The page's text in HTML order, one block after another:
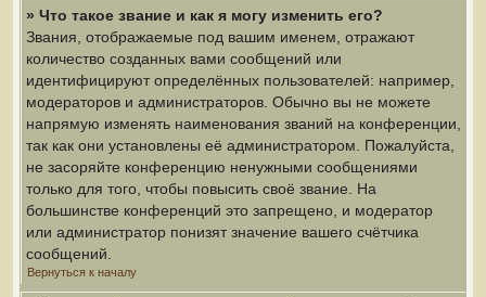
» Что такое звание и как я могу изменить его?
Звания, отображаемые под вашим именем, отражают
количество созданных вами сообщений или
идентифицируют определённых пользователей: например,
модераторов и администраторов. Обычно вы не можете
напрямую изменять наименования званий на конференции,
так как они установлены её администратором. Пожалуйста,
не засоряйте конференцию ненужными сообщениями
только для того, чтобы повысить своё звание. На
большинстве конференций это запрещено, и модератор
или администратор понизят значение вашего счётчика
сообщений.
Вернуться к началу